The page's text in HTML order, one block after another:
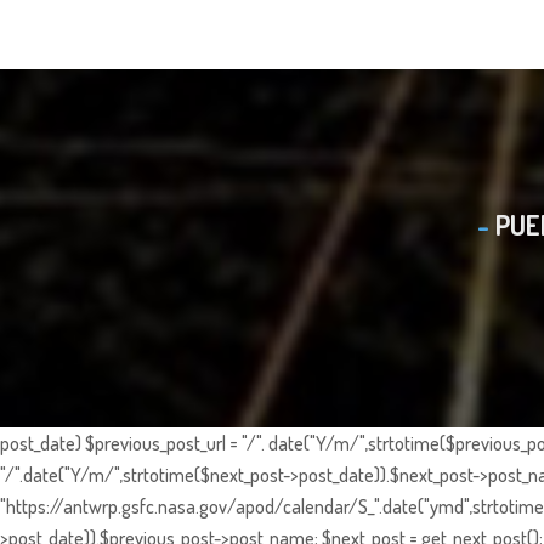
post_date) $previous_post_url = "/". date("Y/m/
"/".date("Y/m/",strtotime($next_post->post_date)).$next_post-
"https://antwrp.gsfc.nasa.gov/apod/calendar/
>post_date)).$previous_post->post_name; $next_post =